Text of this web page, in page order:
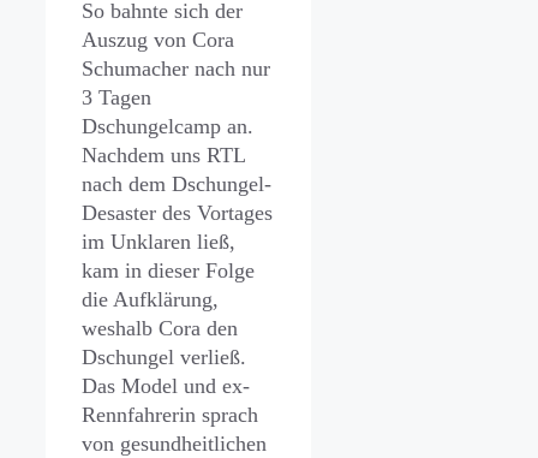
So bahnte sich der
Auszug von Cora
Schumacher nach nur
3 Tagen
Dschungelcamp an.
Nachdem uns RTL
nach dem Dschungel-
Desaster des Vortages
im Unklaren ließ,
kam in dieser Folge
die Aufklärung,
weshalb Cora den
Dschungel verließ.
Das Model und ex-
Rennfahrerin sprach
von gesundheitlichen